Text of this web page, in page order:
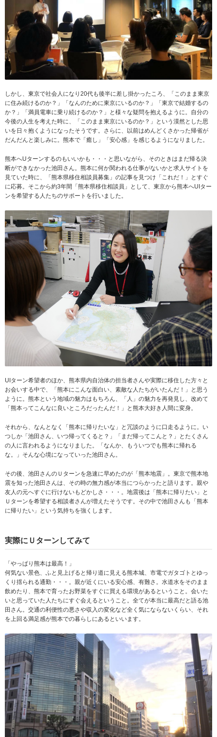
しかし、東京で社会人になり20代も後半に差し掛かったころ、「このまま東京
に住み続けるのか？」「なんのために東京にいるのか？」「東京で結婚するの
か？」「満員電車に乗り続けるのか？」と様々な疑問を抱えるように。自分の
今後の人生を考えた時に、「このまま東京にいるのか？」という漠然とした思
いを日々抱くようになったそうです。さらに、以前はめんどくさかった帰省が
だんだんと楽しみに。熊本で「癒し」「安心感」を感じるようになりました。
熊本へUターンするのもいいかも・・・と思いながら、そのときはまだ帰る決
断ができなかった池田さん。熊本に何か関われる仕事がないかと求人サイトを
見ていた時に、「熊本県移住相談員募集」の記事を見つけ「これだ！」とすぐ
に応募。そこから約3年間「熊本県移住相談員」として、東京から熊本へUIター
ンを希望する人たちのサポートを行いました。
UIターン希望者のほか、熊本県内自治体の担当者さんや実際に移住した方々と
お会いする中で、「熊本にこんな面白い、素敵な人たちがいたんだ！」と思う
ように。熊本という地域の魅力はもちろん、「人」の魅力を再発見し、改めて
「熊本ってこんなに良いところだったんだ！」と熊本大好き人間に変身。
それから、なんとなく「熊本に帰りたいな」と冗談のように口走るように。い
つしか「池田さん、いつ帰ってくると？」「まだ帰ってこんと？」とたくさん
の人に言われるようになりました。「なんか、もういつでも熊本に帰れる
な。」そんな心境になっていった池田さん。
その後、池田さんのＵターンを急速に早めたのが「熊本地震」。東京で熊本地
震を知った池田さんは、その時の無力感が本当につらかったと語ります。親や
友人の元へすぐに行けないもどかしさ・・・。地震後は「熊本に帰りたい」と
Ｕターンを希望する相談者さんが増えたそうです。その中で池田さんも「熊本
に帰りたい」という気持ちを強くします。
実際にＵターンしてみて
「やっぱり熊本は最高！」
何気ない景色、ふと見上げると帰り道に見える熊本城、市電でガタゴトとゆっ
くり揺られる通勤・・・。親が近くにいる安心感、有難さ。水道水をそのまま
飲めたり、熊本で育ったお野菜をすぐに買える環境があるということ。会いた
いと思っていた人たちにすぐ会えるということ。全てが本当に最高だと語る池
田さん。交通の利便性の悪さや収入の変化など全く気にならないくらい、それ
を上回る満足感が熊本での暮らしにあるといいます。